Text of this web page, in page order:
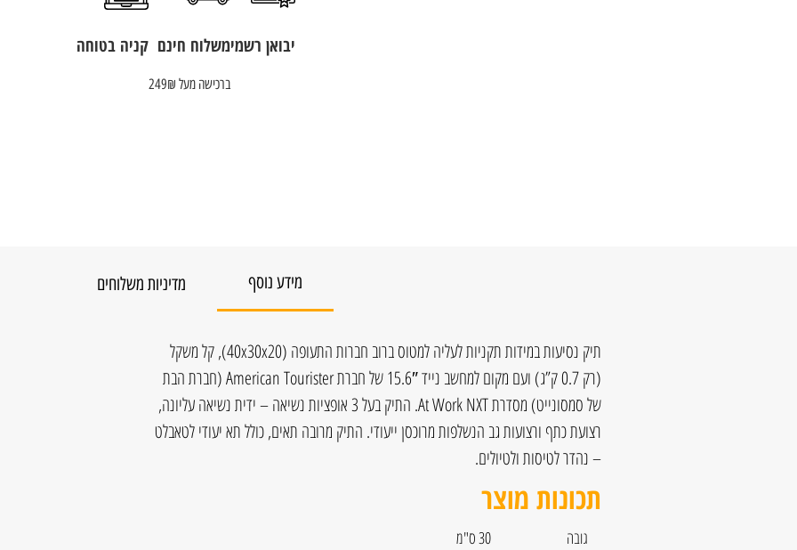
יבואן רשמימשלוח חינם
ברכישה מעל 249₪
קניה בטוחה
מידע נוסף מדיניות משלוחים
תיק נסיעות במידות תקניות לעליה למטוס ברוב חברות התעופה (40x30x20), קל משקל
(רק 0.7 ק”ג) ועם מקום למחשב נייד 15.6″ של חברת American Tourister (חברת הבת
של סמסונייט) מסדרת At Work NXT. התיק בעל 3 אופציות נשיאה – ידית נשיאה עליונה,
רצועת כתף ורצועות גב הנשלפות מרוכסן ייעודי. התיק מרובה תאים, כולל תא יעודי לטאבלט
– נהדר לטיסות ולטיולים.
תכונות מוצר
גובה 30 ס"מ